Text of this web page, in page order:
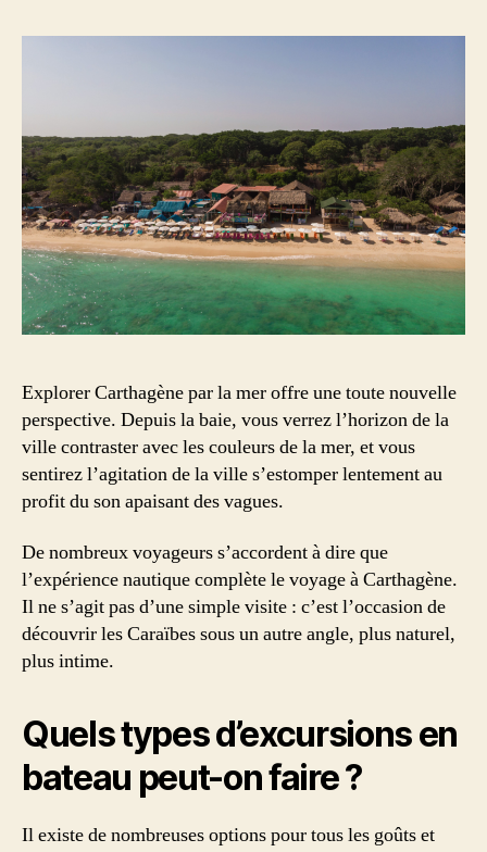
Explorer Carthagène par la mer offre une toute nouvelle
perspective. Depuis la baie, vous verrez l’horizon de la
ville contraster avec les couleurs de la mer, et vous
sentirez l’agitation de la ville s’estomper lentement au
profit du son apaisant des vagues.
De nombreux voyageurs s’accordent à dire que
l’expérience nautique complète le voyage à Carthagène.
Il ne s’agit pas d’une simple visite : c’est l’occasion de
découvrir les Caraïbes sous un autre angle, plus naturel,
plus intime.
Quels types d’excursions en
bateau peut-on faire ?
Il existe de nombreuses options pour tous les goûts et